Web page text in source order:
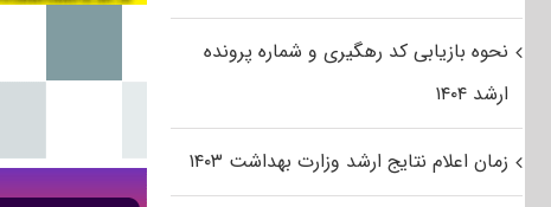
نحوه بازیابی کد رهگیری و شماره پرونده
ارشد ۱۴۰۴
زمان اعلام نتایج ارشد وزارت بهداشت ۱۴۰۳